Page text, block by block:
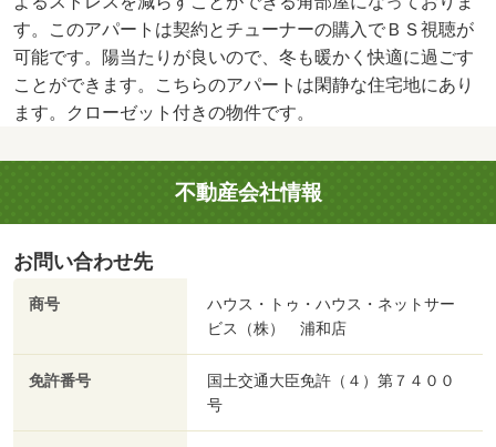
す。このアパートは契約とチューナーの購入でＢＳ視聴が
可能です。陽当たりが良いので、冬も暖かく快適に過ごす
ことができます。こちらのアパートは閑静な住宅地にあり
ます。クローゼット付きの物件です。
不動産会社情報
お問い合わせ先
商号
ハウス・トゥ・ハウス・ネットサー
ビス（株） 浦和店
免許番号
国土交通大臣免許（４）第７４００
号